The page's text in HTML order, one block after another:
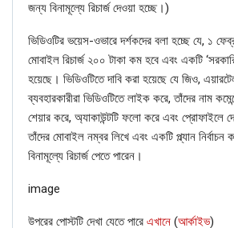
জন্য বিনামূল্যে রিচার্জ দেওয়া হচ্ছে।)
ভিডিওটির ভয়েস-ওভারে দর্শকদের বলা হচ্ছে যে, ১
মোবাইল রিচার্জ ২০০ টাকা কম হবে এবং একটি
হয়েছে। ভিডিওটিতে দাবি করা হয়েছে যে জিও,
ব্যবহারকারীরা ভিডিওটিতে লাইক করে, তাঁদের নাম
শেয়ার করে, অ্যাকাউন্টটি ফলো করে এবং প্রোফাইলে
তাঁদের মোবাইল নম্বর লিখে এবং একটি প্ল্যান নির্বাচন
বিনামূল্যে রিচার্জ পেতে পারেন।
image
উপরের পোস্টটি দেখা যেতে পারে এখানে (আর্কাইভ)